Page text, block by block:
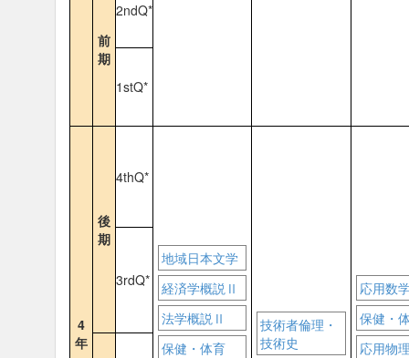
前
期
2ndQ*
1stQ*
4
年
後
期
4thQ*
地域日本文学
経済学概説Ⅱ
法学概説Ⅱ
保健・体育
技術者倫理・
技術史
応用数
保健・
応用物
3rdQ*